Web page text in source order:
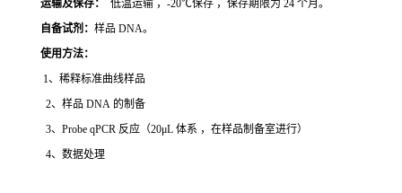
运输及保存：
低温运输 ，-20℃保存 ，保存期限为 24 个月。
自备试剂： 样品 DNA。
使用方法：
1、稀释标准曲线样品
2、样品 DNA 的制备
3、Probe qPCR 反应（20μL 体系 ，在样品制备室进行）
4、数据处理